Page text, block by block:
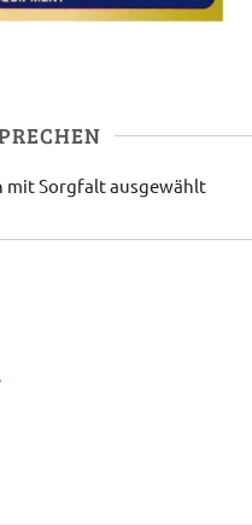
mit Sorgfalt ausgewählt